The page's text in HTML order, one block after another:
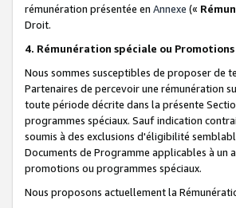
rémunération présentée en Annexe («
Droit.
4. Rémunération spéciale ou Promotions
Nous sommes susceptibles de proposer de
Partenaires de percevoir une rémunération
toute période décrite dans la présente
programmes spéciaux. Sauf indication
soumis à des exclusions d'éligibilité
Documents de Programme applicables à un
promotions ou programmes spéciaux.
Nous proposons actuellement la